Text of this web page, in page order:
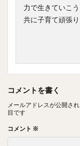
力で生きていこ
共に子育て頑張
コメントを書く
メールアドレスが公開さ
目です
コメント ※